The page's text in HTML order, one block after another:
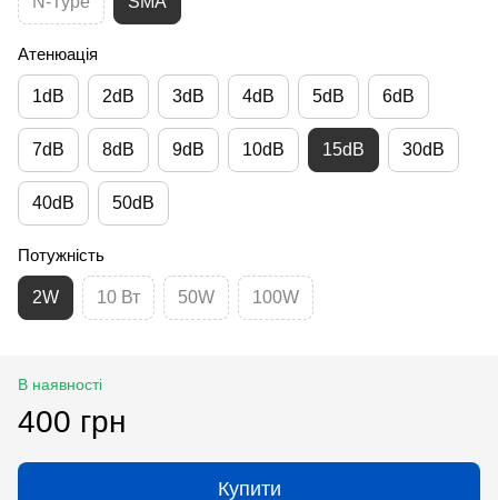
Атенюація
1dB 2dB 3dB 4dB 5dB 6dB
7dB 8dB 9dB 10dB 15dB 30dB
40dB 50dB
Потужність
2W 10 Вт 50W 100W
В наявності
400 грн
Купити